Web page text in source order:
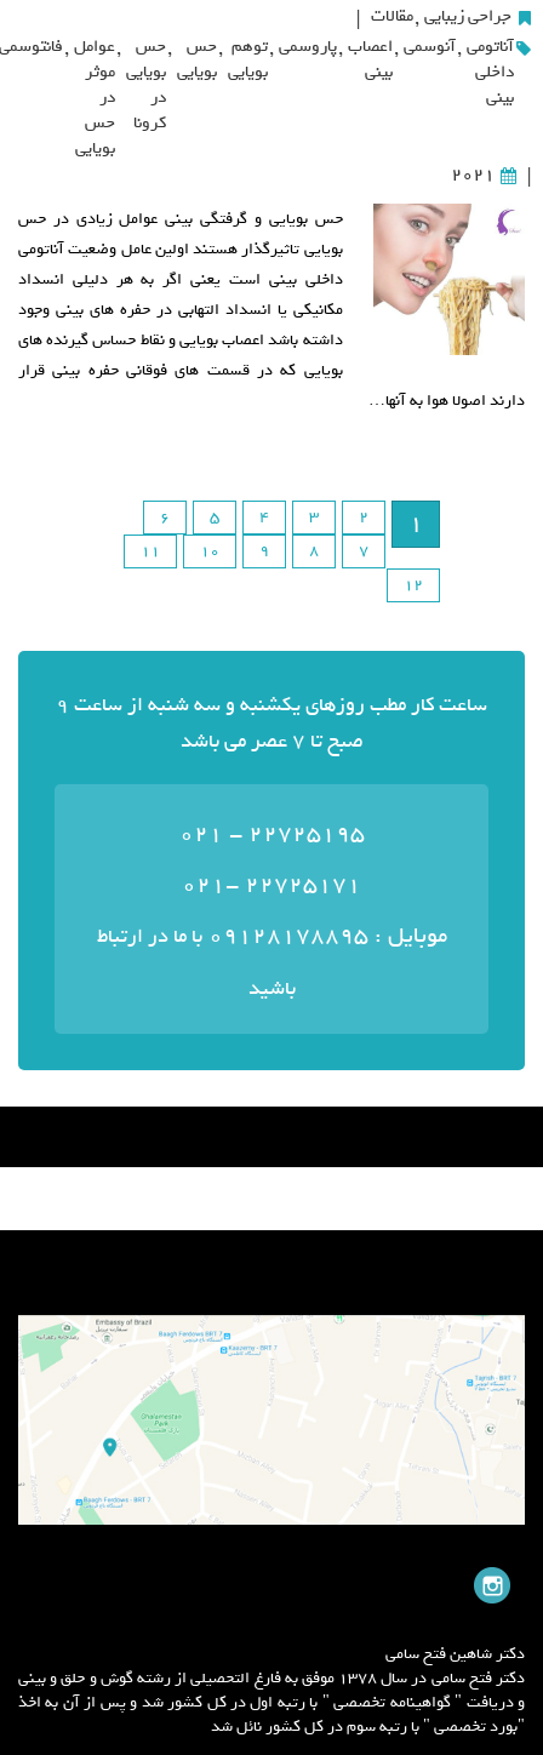
جراحی زیبایی ,مقالات |
آناتومی
داخلی
بینی
,آنوسمی ,اعصاب
بینی
,پاروسمی ,توهم
بویایی
,حس
بویایی
,حس
بویایی
در
کرونا
,عوامل
موثر
در
حس
بویایی
,فانتوسمی
|
2021
حس بویایی و گرفتگی بینی عوامل زیادی در حس
بویایی تاثیرگذار هستند اولین عامل وضعیت آناتومی
داخلی بینی است یعنی اگر به هر دلیلی انسداد
مکانیکی یا انسداد التهابی در حفره های بینی وجود
داشته باشد اعصاب بویایی و نقاط حساس گیرنده های
بویایی که در قسمت های فوقانی حفره بینی قرار
دارند اصولا هوا به آنها…
1
2
3
4
5
6
7
8
9
10
11
12
ساعت کار مطب روزهای یکشنبه و سه شنبه از ساعت 9
صبح تا 7 عصر می باشد
22725195 - 021
22725171 -021
موبایل : ۰۹۱۲۸۱۷۸۸۹۵
با ما در ارتباط
باشید
دکتر شاهین فتح سامی
دکتر فتح سامی در سال 1378 موفق به فارغ التحصیلی از رشته گوش و حلق و بینی
و دریافت " گواهینامه تخصصی " با رتبه اول در کل کشور شد و پس از آن به اخذ
"بورد تخصصی " با رتبه سوم در کل کشور نائل شد